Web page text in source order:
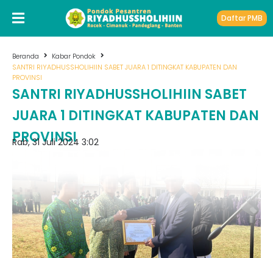
Daftar PMB
Beranda
Kabar Pondok
SANTRI RIYADHUSSHOLIHIIN SABET JUARA 1 DITINGKAT KABUPATEN DAN
PROVINSI
SANTRI RIYADHUSSHOLIHIIN SABET
JUARA 1 DITINGKAT KABUPATEN DAN
PROVINSI
Rab, 31 Juli 2024 3:02